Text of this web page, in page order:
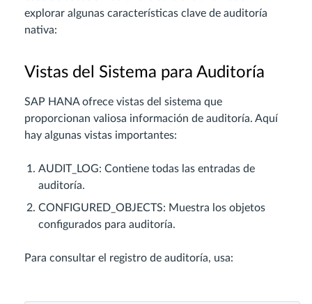
explorar algunas características clave de auditoría
nativa:
Vistas del Sistema para Auditoría
SAP HANA ofrece vistas del sistema que
proporcionan valiosa información de auditoría. Aquí
hay algunas vistas importantes:
AUDIT_LOG: Contiene todas las entradas de
auditoría.
CONFIGURED_OBJECTS: Muestra los objetos
configurados para auditoría.
Para consultar el registro de auditoría, usa: